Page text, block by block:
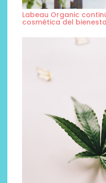
Labeau Organic
cosmética del